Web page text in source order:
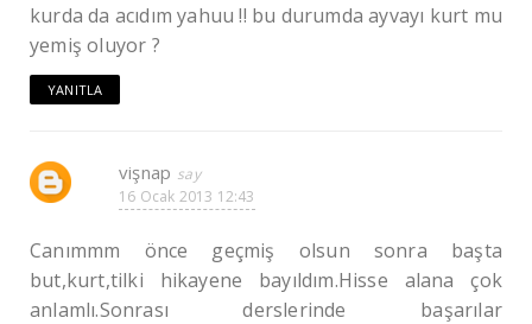
kurda da acıdım yahuu !! bu durumda ayvayı kurt mu
yemiş oluyor ?
YANITLA
vişnap
16 Ocak 2013 12:43
Canımmm önce geçmiş olsun sonra başta
but,kurt,tilki hikayene bayıldım.Hisse alana çok
anlamlı.Sonrası derslerinde başarılar